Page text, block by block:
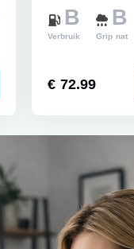
B
Verbruik
B
Grip nat
€ 72.99